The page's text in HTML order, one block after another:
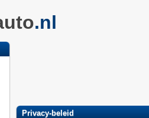
.nl
Privacy-beleid